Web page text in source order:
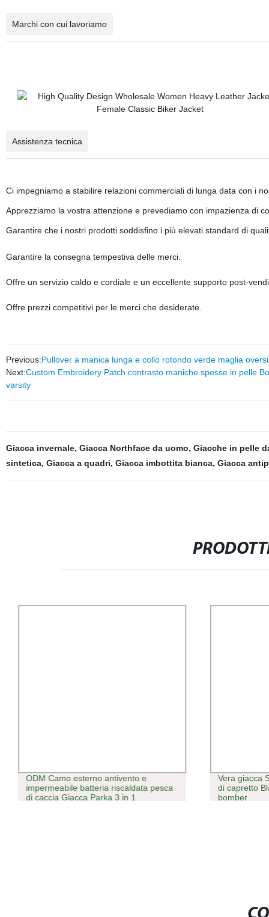
Marchi con cui lavoriamo
Assistenza tecnica
Ci impegniamo a stabilire relazioni commerciali di lunga data con i
Apprezziamo la vostra attenzione e prevediamo con impazienza di
Garantire che i nostri prodotti soddisfino i più elevati standard di
Garantire la consegna tempestiva delle merci.
Offre un servizio caldo e cordiale e un eccellente supporto post-
Offre prezzi competitivi per le merci che desiderate.
Previous:Pullover a manica lunga e collo rotondo verde maglia
Next:Custom Embroidery Patch contrasto maniche spesse in pelle
varsity
Giacca invernale, Giacca Northface da uomo, Giacche in pelle
sintetica, Giacca a quadri, Giacca imbottita bianca, Giacca
ODM Camo esterno antivento e
impermeabile batteria riscaldata pesca
di caccia Giacca Parka 3 in 1
Vera giacca
di capretto
bomber